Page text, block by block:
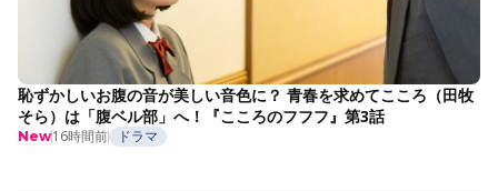
恥ずかしいお腹の音が美しい音色に？ 青春を求めてこころ（田牧
そら）は「腹ベル部」へ！『こころのフフフ』第3話
New16時間前 ドラマ